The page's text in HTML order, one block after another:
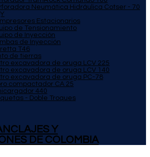
Neumática Hidráulica Cotser - 70
Estacionarios
de Tensionamiento
de Inyección
de Inyección
T46
de tierras
excavadora de oruga LCV 225
excavadora de oruga LCV 140
excavadora de oruga PC-78
compactador CA 25
440
- Doble Troques